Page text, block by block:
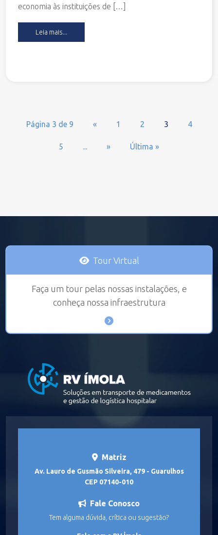
economia às instituições de […]
Leia mais...
Página 3 de 9 « 1 2 3 4
5 ... » Última »
Tour Virtual
Faça um tour pelas nossas instalações, e
conheça nossa infraestrutura
Matriz
Av. Lauro de Gusmão Silveira, 479 - Guarulhos
CEP 07140-010
Fale Conosco
Tem alguma dúvida, crítica ou sugestão?